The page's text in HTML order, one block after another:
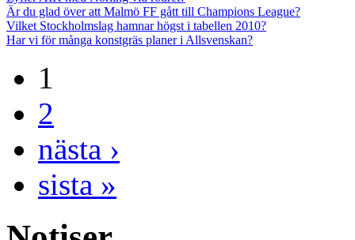
Är du glad över att Malmö FF gått till Champions League?
Vilket Stockholmslag hamnar högst i tabellen 2010?
Har vi för många konstgräs planer i Allsvenskan?
1
2
nästa ›
sista »